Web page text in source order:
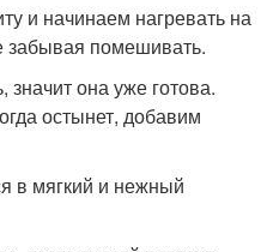
и начинаем нагревать на
забывая помешивать.
значит она уже готова.
остынет, добавим
в мягкий и нежный